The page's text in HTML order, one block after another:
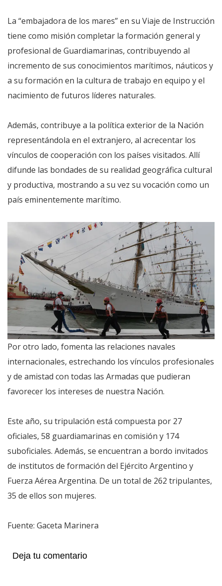
La “embajadora de los mares” en su Viaje de Instrucción
tiene como misión completar la formación general y
profesional de Guardiamarinas, contribuyendo al
incremento de sus conocimientos marítimos, náuticos y
a su formación en la cultura de trabajo en equipo y el
nacimiento de futuros líderes naturales.
Además, contribuye a la política exterior de la Nación
representándola en el extranjero, al acrecentar los
vínculos de cooperación con los países visitados. Allí
difunde las bondades de su realidad geográfica cultural
y productiva, mostrando a su vez su vocación como un
país eminentemente marítimo.
Por otro lado, fomenta las relaciones navales
internacionales, estrechando los vínculos profesionales
y de amistad con todas las Armadas que pudieran
favorecer los intereses de nuestra Nación.
Este año, su tripulación está compuesta por 27
oficiales, 58 guardiamarinas en comisión y 174
suboficiales. Además, se encuentran a bordo invitados
de institutos de formación del Ejército Argentino y
Fuerza Aérea Argentina. De un total de 262 tripulantes,
35 de ellos son mujeres.
Fuente: Gaceta Marinera
Deja tu comentario